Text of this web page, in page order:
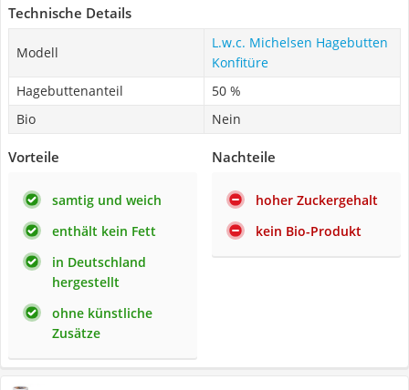
Technische Details
Modell
‎L.w.c. Michelsen Hagebutten
Konfitüre
Hagebuttenanteil
50 %
Bio
Nein
Vorteile
samtig und weich
enthält kein Fett
in Deutschland
hergestellt
ohne künstliche
Zusätze
Nachteile
hoher Zuckergehalt
kein Bio-Produkt